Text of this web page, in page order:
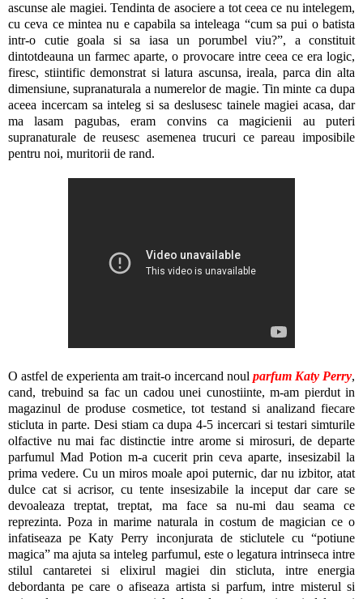
ascunse ale magiei. Tendinta de asociere a tot ceea ce nu intelegem,
cu ceva ce mintea nu e capabila sa inteleaga “cum sa pui o batista
intr-o cutie goala si sa iasa un porumbel viu?”, a constituit
dintotdeauna un farmec aparte, o provocare intre ceea ce era logic,
firesc, stiintific demonstrat si latura ascunsa, ireala, parca din alta
dimensiune, supranaturala a numerelor de magie. Tin minte ca dupa
aceea incercam sa inteleg si sa deslusesc tainele magiei acasa, dar
ma lasam pagubas, eram convins ca magicienii au puteri
supranaturale de reusesc asemenea trucuri ce pareau imposibile
pentru noi, muritorii de rand.
O astfel de experienta am trait-o incercand noul parfum Katy Perry,
cand, trebuind sa fac un cadou unei cunostiinte, m-am pierdut in
magazinul de produse cosmetice, tot testand si analizand fiecare
sticluta in parte. Desi stiam ca dupa 4-5 incercari si testari simturile
olfactive nu mai fac distinctie intre arome si mirosuri, de departe
parfumul Mad Potion m-a cucerit prin ceva aparte, insesizabil la
prima vedere. Cu un miros moale apoi puternic, dar nu izbitor, atat
dulce cat si acrisor, cu tente insesizabile la inceput dar care se
devoaleaza treptat, treptat, ma face sa nu-mi dau seama ce
reprezinta. Poza in marime naturala in costum de magician ce o
infatiseaza pe Katy Perry inconjurata de sticlutele cu “potiune
magica” ma ajuta sa inteleg parfumul, este o legatura intrinseca intre
stilul cantaretei si elixirul magiei din sticluta, intre energia
debordanta pe care o afiseaza artista si parfum, intre misterul si